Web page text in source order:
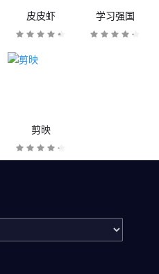
皮皮虾 学习强国
剪映